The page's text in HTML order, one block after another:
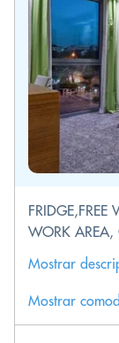
FRIDGE,FREE
WORK AREA,
Mostrar
Mostrar